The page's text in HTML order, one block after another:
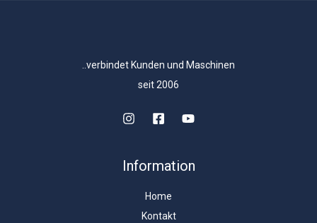
..verbindet Kunden und Maschinen
seit 2006
Information
Home
Kontakt